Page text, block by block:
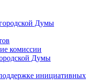
Думы
комиссии
Думы
инициативных